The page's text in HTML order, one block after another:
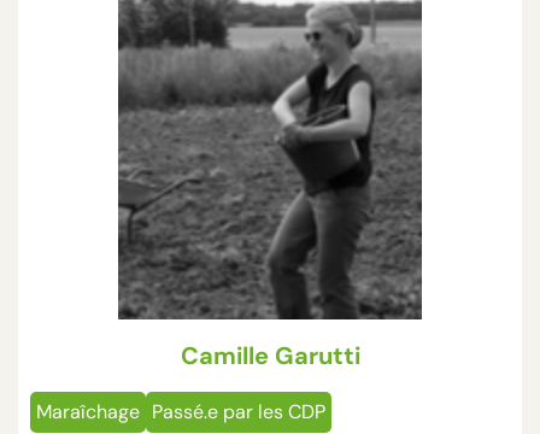
Camille Garutti
Maraîchage Passé.e par les CDP